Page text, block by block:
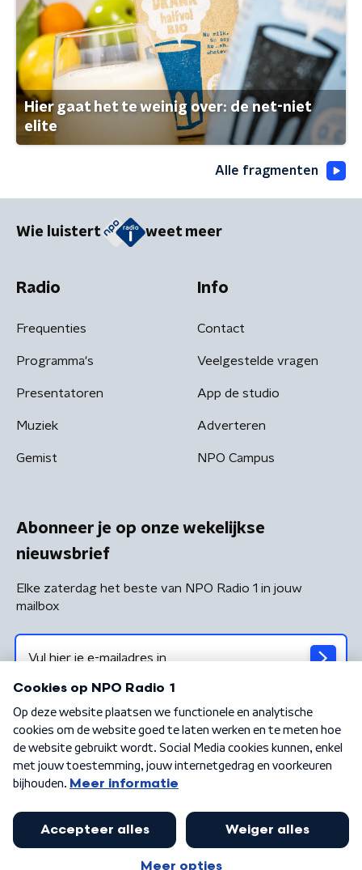
Hier gaat het te weinig over: de net-niet
elite
Alle fragmenten
Wie luistert weet meer
Radio
Frequenties
Programma's
Presentatoren
Muziek
Gemist
Info
Contact
Veelgestelde vragen
App de studio
Adverteren
NPO Campus
Abonneer je op onze wekelijkse
nieuwsbrief
Elke zaterdag het beste van NPO Radio 1 in jouw
mailbox
Algemene voorwaarden Privacybeleid